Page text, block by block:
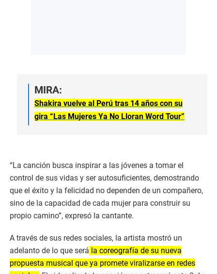
MIRA:
Shakira vuelve al Perú tras 14 años con su
gira “Las Mujeres Ya No Lloran Word Tour”
“La canción busca inspirar a las jóvenes a tomar el
control de sus vidas y ser autosuficientes, demostrando
que el éxito y la felicidad no dependen de un compañero,
sino de la capacidad de cada mujer para construir su
propio camino”, expresó la cantante.
A través de sus redes sociales, la artista mostró un
adelanto de lo que será la coreografía de su nueva
propuesta musical que ya promete viralizarse en redes